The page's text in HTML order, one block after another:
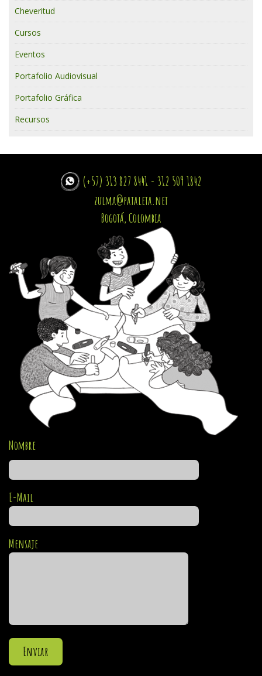
Cheveritud
Cursos
Eventos
Portafolio Audiovisual
Portafolio Gráfica
Recursos
(+57) 313 827 8441 - 312 509 1842
zulma@pataleta.net
Bogotá, Colombia
Nombre
E-Mail
Mensaje